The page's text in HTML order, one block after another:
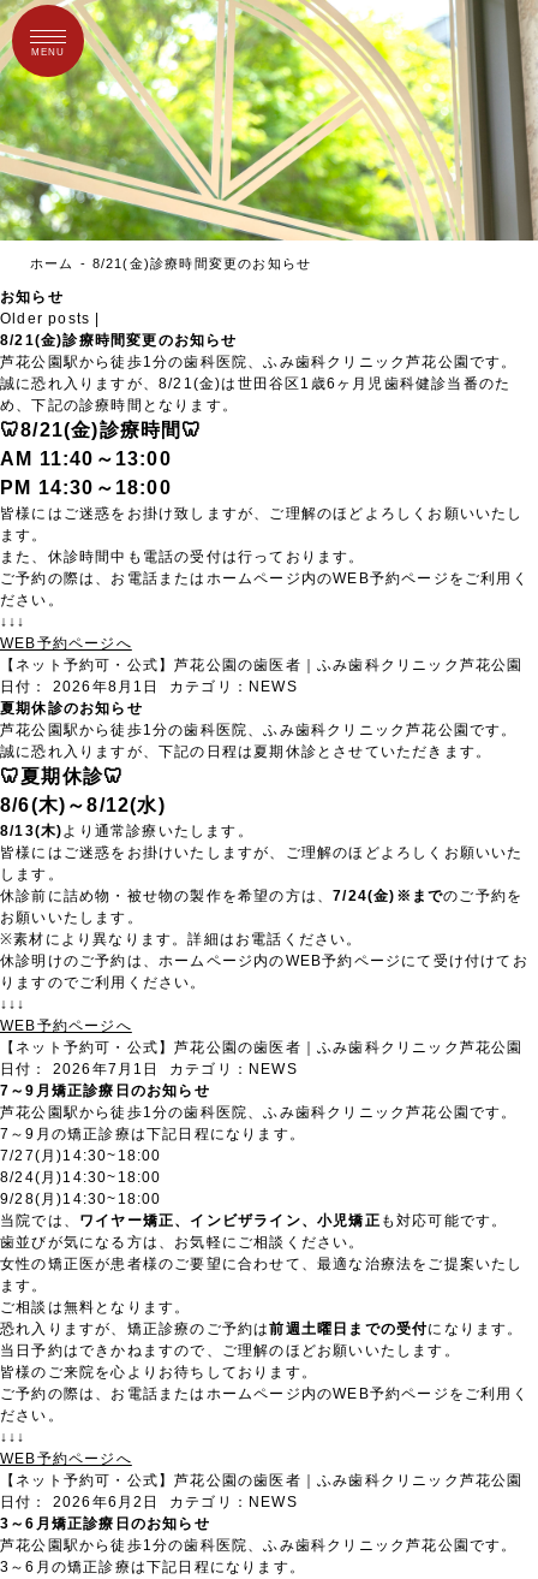
MENU
ホーム 8/21(金)診療時間変更のお知らせ
お知らせ
Older posts
8/21(金)診療時間変更のお知らせ
芦花公園駅から徒歩1分の歯科医院、ふみ歯科クリニック芦花公園です。
誠に恐れ入りますが、8/21(金)は世田谷区1歳6ヶ月児歯科健診当番のた
め、下記の診療時間となります。
🦷8/21(金)診療時間🦷
AM 11:40～13:00
PM 14:30～18:00
皆様にはご迷惑をお掛け致しますが、ご理解のほどよろしくお願いいたし
ます。
また、休診時間中も電話の受付は行っております。
ご予約の際は、お電話またはホームページ内のWEB予約ページをご利用く
ださい。
↓↓↓
WEB予約ページへ
【ネット予約可・公式】芦花公園の歯医者｜ふみ歯科クリニック芦花公園
日付： 2026年8月1日 カテゴリ： NEWS
夏期休診のお知らせ
芦花公園駅から徒歩1分の歯科医院、ふみ歯科クリニック芦花公園です。
誠に恐れ入りますが、下記の日程は夏期休診とさせていただきます。
🦷夏期休診🦷
8/6(木)～8/12(水)
8/13(木)より通常診療いたします。
皆様にはご迷惑をお掛けいたしますが、ご理解のほどよろしくお願いいた
します。
休診前に詰め物・被せ物の製作を希望の方は、7/24(金)※までのご予約を
お願いいたします。
※素材により異なります。詳細はお電話ください。
休診明けのご予約は、ホームページ内のWEB予約ページにて受け付けてお
りますのでご利用ください。
↓↓↓
WEB予約ページへ
【ネット予約可・公式】芦花公園の歯医者｜ふみ歯科クリニック芦花公園
日付： 2026年7月1日 カテゴリ： NEWS
7～9月矯正診療日のお知らせ
芦花公園駅から徒歩1分の歯科医院、ふみ歯科クリニック芦花公園です。
7～9月の矯正診療は下記日程になります。
7/27(月)14:30~18:00
8/24(月)14:30~18:00
9/28(月)14:30~18:00
当院では、 ワイヤー矯正、インビザライン、小児矯正 も対応可能です。
歯並びが気になる方は、お気軽にご相談ください。
女性の矯正医が患者様のご要望に合わせて、最適な治療法をご提案いたし
ます。
ご相談は無料となります。
恐れ入りますが、矯正診療のご予約は前週土曜日までの受付になります。
当日予約はできかねますので、ご理解のほどお願いいたします。
皆様のご来院を心よりお待ちしております。
ご予約の際は、お電話またはホームページ内のWEB予約ページをご利用く
ださい。
↓↓↓
WEB予約ページへ
【ネット予約可・公式】芦花公園の歯医者｜ふみ歯科クリニック芦花公園
日付： 2026年6月2日 カテゴリ： NEWS
3～6月矯正診療日のお知らせ
芦花公園駅から徒歩1分の歯科医院、ふみ歯科クリニック芦花公園です。
3～6月の矯正診療は下記日程になります。